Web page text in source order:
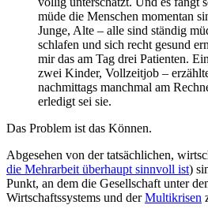
müde die Menschen momentan
Junge, Alte – alle sind ständig
schlafen und sich recht gesund
mir das am Tag drei Patienten.
zwei Kinder, Vollzeitjob –
nachmittags manchmal am
erledigt sei sie.
Das Problem ist das Können.
Abgesehen von der tatsächlichen,
die Mehrarbeit überhaupt sinnvoll ist)
Punkt, an dem die Gesellschaft unter
Wirtschaftssystems und derMultikrisen